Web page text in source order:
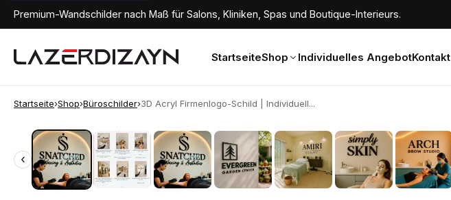
Premium-Wandschilder nach Maß für Salons, Kliniken, Spas und Boutique-Interieurs.
StartseiteShop Individuelles AngebotKontakt
Startseite›Shop›Büroschilder›3D Acryl Firmenlogo-Schild | Individuell...
‹
‹